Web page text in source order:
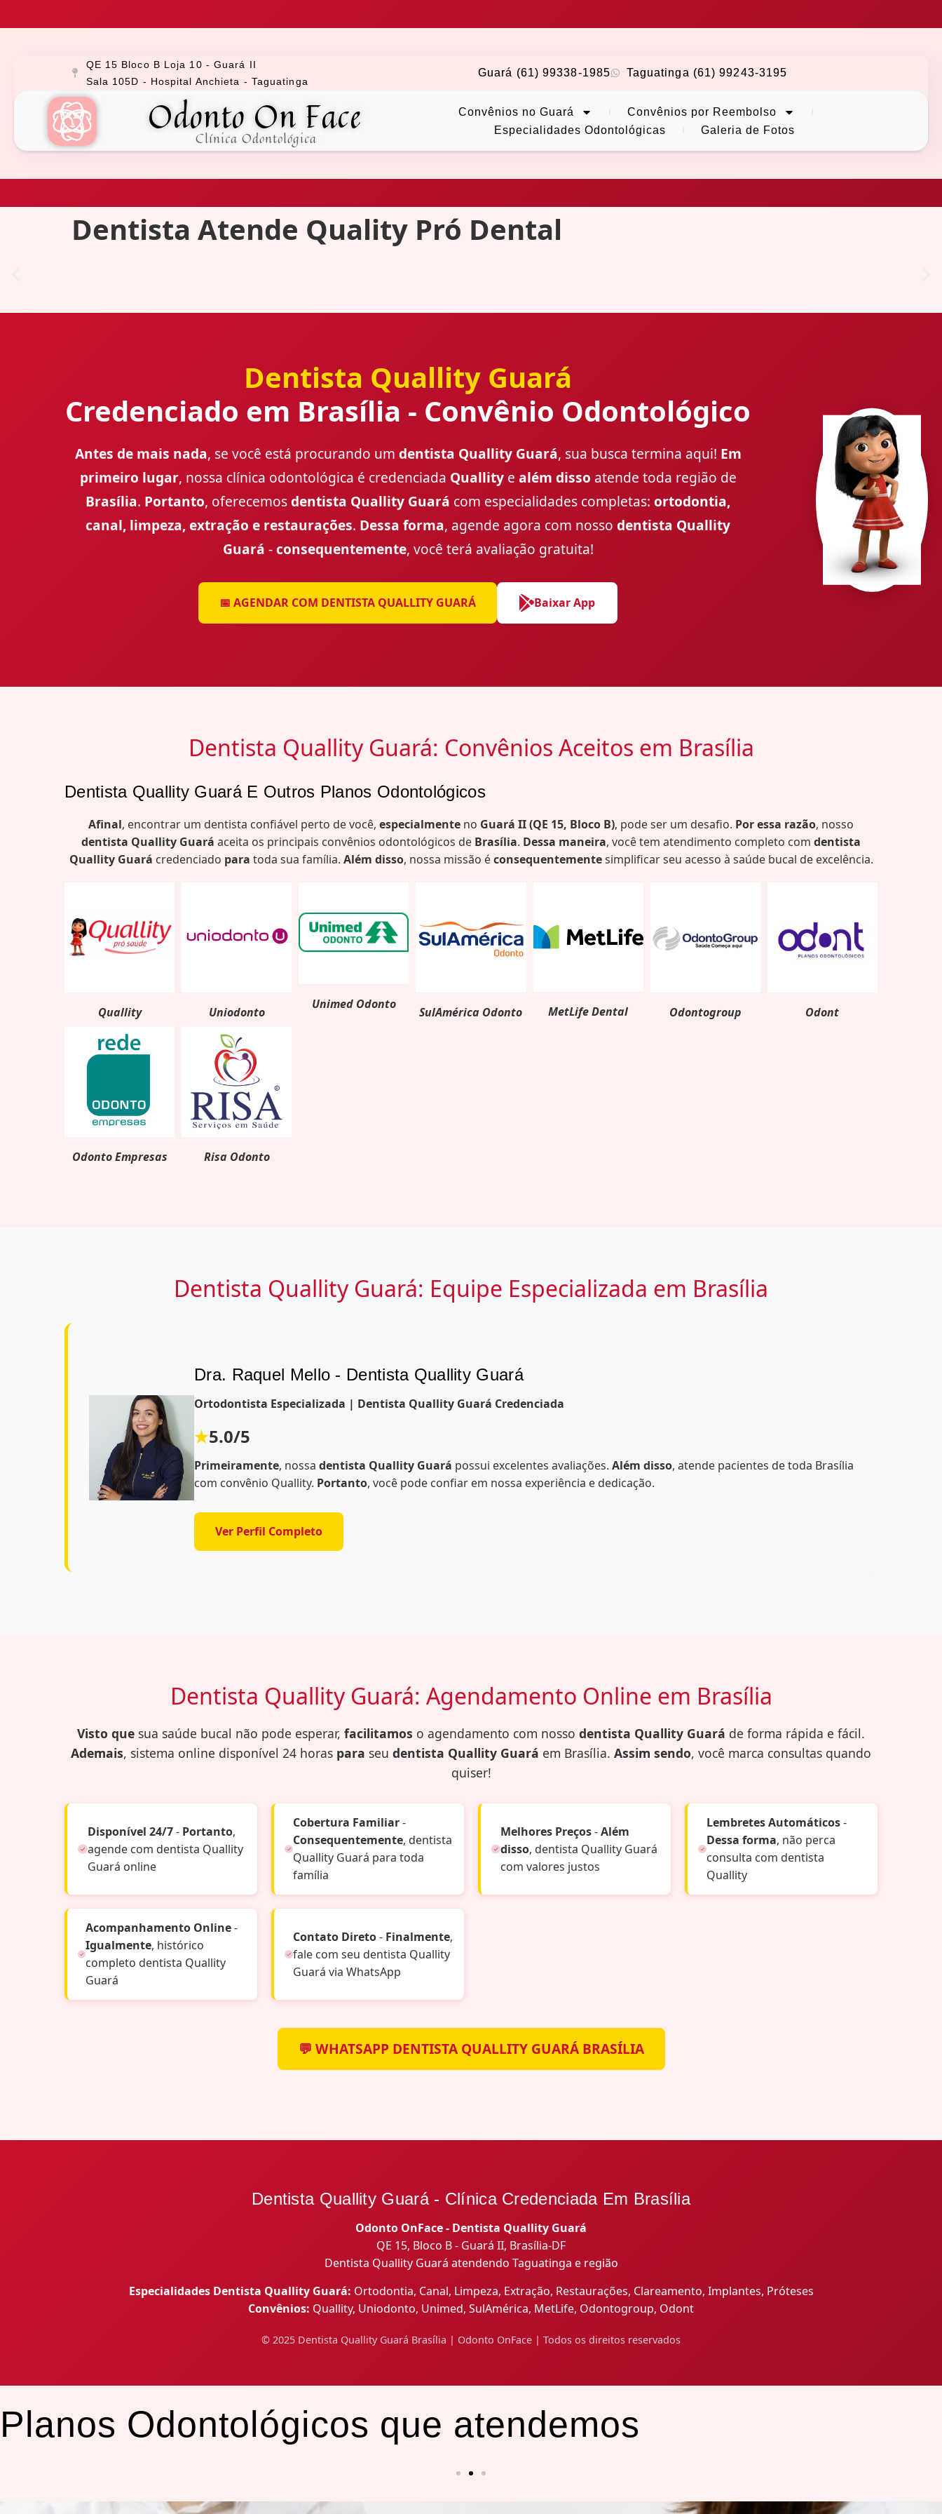
QE 15 Bloco B Loja 10 - Guará II
Sala 105D - Hospital Anchieta - Taguatinga
Guará (61) 99338-1985 Taguatinga (61) 99243-3195
Odonto On Face
Clínica Odontológica
Convênios no Guará
Convênios por Reembolso
Especialidades Odontológicas
Galeria de Fotos
Dentista Atende Quality Pró Dental
Dentista Quallity Guará
Credenciado em Brasília - Convênio Odontológico
Antes de mais nada, se você está procurando um dentista Quallity Guará, sua busca termina aqui! Em
primeiro lugar, nossa clínica odontológica é credenciada Quallitye além disso atende toda região de
Brasília. Portanto, oferecemosdentista Quallity Guará com especialidades completas: ortodontia,
canal, limpeza, extração e restaurações. Dessa forma, agende agora com nosso dentista Quallity
Guará -consequentemente, você terá avaliação gratuita!
📅 AGENDAR COM DENTISTA QUALLITY GUARÁ Baixar App
Dentista Quallity Guará: Convênios Aceitos em Brasília
Dentista Quallity Guará E Outros Planos Odontológicos
Afinal, encontrar um dentista confiável perto de você, especialmente no Guará II (QE 15, Bloco B), pode ser um desafio. Por essa razão, nosso
dentista Quallity Guará aceita os principais convênios odontológicos de Brasília. Dessa maneira, você tem atendimento completo com dentista
Quallity Guará credenciado para toda sua família. Além disso, nossa missão éconsequentementesimplificar seu acesso à saúde bucal de excelência.
Quallity Uniodonto
Unimed Odonto
SulAmérica Odonto MetLife Dental Odontogroup Odont
Odonto Empresas Risa Odonto
Dentista Quallity Guará: Equipe Especializada em Brasília
Dra. Raquel Mello - Dentista Quallity Guará
Ortodontista Especializada | Dentista Quallity Guará Credenciada
5.0/5
Primeiramente, nossa dentista Quallity Guará possui excelentes avaliações. Além disso, atende pacientes de toda Brasília
com convênio Quallity. Portanto, você pode confiar em nossa experiência e dedicação.
Ver Perfil Completo
Dentista Quallity Guará: Agendamento Online em Brasília
Visto que sua saúde bucal não pode esperar, facilitamos o agendamento com nosso dentista Quallity Guará de forma rápida e fácil.
Ademais, sistema online disponível 24 horas para seu dentista Quallity Guará em Brasília. Assim sendo, você marca consultas quando
quiser!
Disponível 24/7- Portanto,
agende com dentista Quallity
Guará online
Cobertura Familiar-
Consequentemente, dentista
Quallity Guará para toda
família
Melhores Preços-Além
disso, dentista Quallity Guará
com valores justos
Lembretes Automáticos-
Dessa forma, não perca
consulta com dentista
Quallity
Acompanhamento Online-
Igualmente, histórico
completo dentista Quallity
Guará
Contato Direto- Finalmente,
fale com seu dentista Quallity
Guará via WhatsApp
💬 WHATSAPP DENTISTA QUALLITY GUARÁ BRASÍLIA
Dentista Quallity Guará - Clínica Credenciada Em Brasília
Odonto OnFace - Dentista Quallity Guará
QE 15, Bloco B - Guará II, Brasília-DF
Dentista Quallity Guará atendendo Taguatinga e região
Especialidades Dentista Quallity Guará: Ortodontia, Canal, Limpeza, Extração, Restaurações, Clareamento, Implantes, Próteses
Convênios: Quallity, Uniodonto, Unimed, SulAmérica, MetLife, Odontogroup, Odont
© 2025 Dentista Quallity Guará Brasília | Odonto OnFace | Todos os direitos reservados
Planos Odontológicos que atendemos